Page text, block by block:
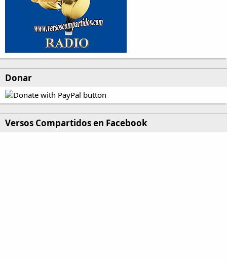
Donar
Versos Compartidos en Facebook